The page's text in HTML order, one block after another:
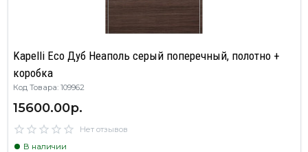
Kapelli Eco Дуб Неаполь серый поперечный, полотно +
коробка
Код Товара: 109962
15600.00р.
Нет отзывов
В наличии